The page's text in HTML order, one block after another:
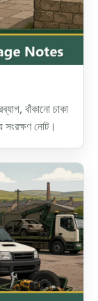
বাঁকানো চাকা
সংরক্ষণ নোট।